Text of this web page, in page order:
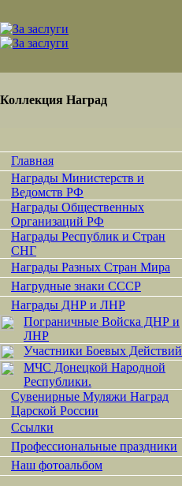
Коллекция Наград
Главная
Награды Министерств и
Ведомств РФ
Награды Общественных
Организаций РФ
Награды Республик и Стран
СНГ
Награды Разных Стран Мира
Нагрудные знаки СССР
Награды ДНР и ЛНР
Пограничные Войска ДНР и
ЛНР
Участники Боевых Действий
МЧС Донецкой Народной
Республики.
Сувенирные Муляжи Наград
Царской России
Ссылки
Профессиональные праздники
Наш фотоальбом